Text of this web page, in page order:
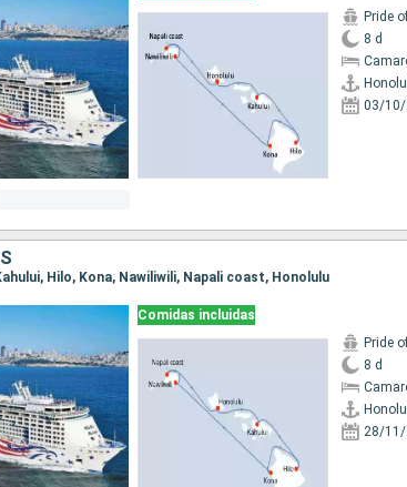
Pride
8 d
03/10/
Hilo, Kona, Nawiliwili, Napali coast, Honolulu
Comidas incluidas
Pride
8 d
28/11/